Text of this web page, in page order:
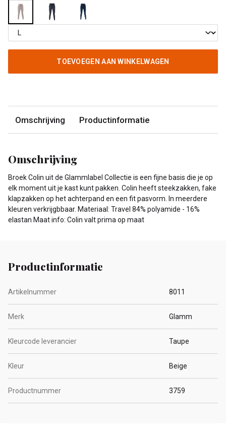
TOEVOEGEN AAN WINKELWAGEN
Omschrijving Productinformatie
Omschrijving
Broek Colin uit de Glammlabel Collectie is een fijne basis die je op
elk moment uit je kast kunt pakken. Colin heeft steekzakken, fake
klapzakken op het achterpand en een fit pasvorm. In meerdere
kleuren verkrijgbbaar. Materiaal: Travel 84% polyamide - 16%
elastan Maat info: Colin valt prima op maat
Productinformatie
Artikelnummer 8011
Merk Glamm
Kleurcode leverancier Taupe
Kleur Beige
Productnummer 3759